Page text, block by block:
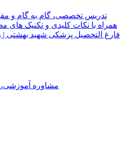
تدریس تخصصی، گام به گام و
همراه با نکات کلیدی و تکنیک های
فارغ التحصیل پزشکی شهید بهشتی
مشاوره آموزشی،